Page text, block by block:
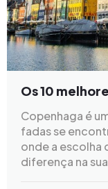
Os 10
Copenhaga é
fadas se
onde a escolha
diferença na